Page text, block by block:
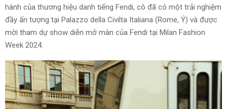
hành của thương hiệu danh tiếng Fendi, cô đã có một trải nghiệm
đầy ấn tượng tại Palazzo della Civilta Italiana (Rome, Ý) và được
mời tham dự show diễn mở màn của Fendi tại Milan Fashion
Week 2024.